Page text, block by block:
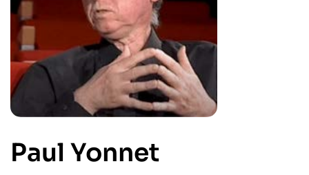
Paul Yonnet